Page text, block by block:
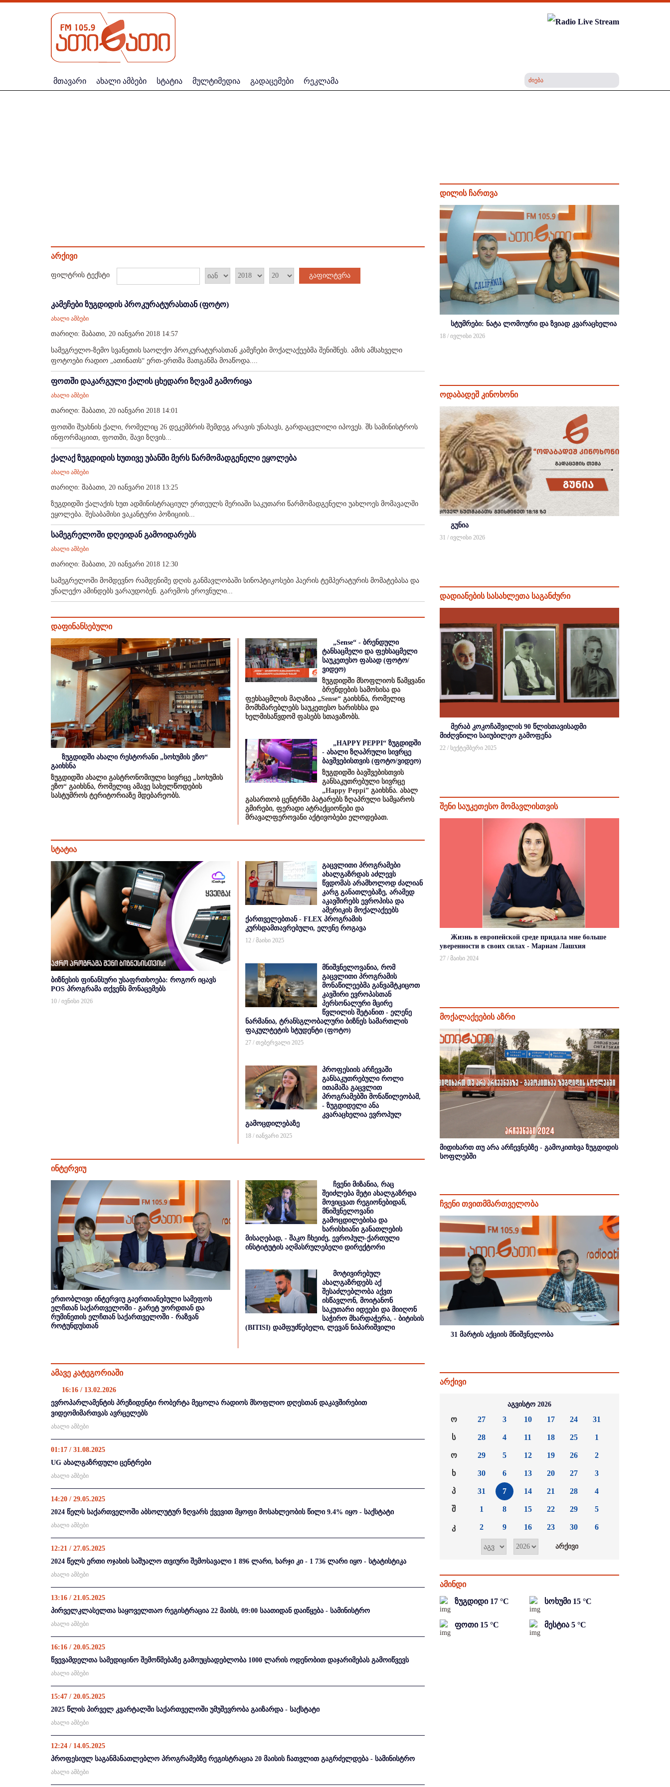
მთავარი ახალი ამბები სტატია მულტიმედია გადაცემები რეკლამა
არქივი
ფილტრის ტექსტი გაფილტვრა
კამეჩები ზუგდიდის პროკურატურასთან (ფოტო)
ახალი ამბები
თარიღი: შაბათი, 20 იანვარი 2018 14:57
სამეგრელო-ზემო სვანეთის საოლქო პროკურატურასთან კამეჩები მოქალაქეებმა შენიშნეს. ამის ამსახველი
ფოტოები რადიო „ათინათს“ ერთ-ერთმა მათგანმა მოაწოდა....
ფოთში დაკარგული ქალის ცხედარი ზღვამ გამორიყა
ახალი ამბები
თარიღი: შაბათი, 20 იანვარი 2018 14:01
ფოთში შუახნის ქალი, რომელიც 26 დეკემბრის შემდეგ არავის უნახავს, გარდაცვლილი იპოვეს. შს სამინისტროს
ინფორმაციით, ფოთში, შავი ზღვის...
ქალაქ ზუგდიდის ხუთივე უბანში მერს წარმომადგენელი ეყოლება
ახალი ამბები
თარიღი: შაბათი, 20 იანვარი 2018 13:25
ზუგდიდში ქალაქის ხუთ ადმინისტრაციულ ერთეულს მერიაში საკუთარი წარმომადგენელი უახლოეს მომავალში
ეყოლება. შესაბამისი ვაკანტური პოზიციის...
სამეგრელოში დღეიდან გამოიდარებს
ახალი ამბები
თარიღი: შაბათი, 20 იანვარი 2018 12:30
სამეგრელოში მომდევნო რამდენიმე დღის განმავლობაში სინოპტიკოსები ჰაერის ტემპერატურის მომატებასა და
უნალექო ამინდებს ვარაუდობენ. გარემოს ეროვნული...
დაფინანსებული
ზუგდიდში ახალი რესტორანი „სოხუმის ეზო“
გაიხსნა
ზუგდიდში ახალი გასტრონომიული სივრცე „სოხუმის
ეზო“ გაიხსნა, რომელიც ამავე სახელწოდების
სასტუმროს ტერიტორიაზე მდებარეობს.
„Sense“ - ბრენდული
ტანსაცმელი და ფეხსაცმელი
საუკეთესო ფასად (ფოტო/
ვიდეო)
ზუგდიდში მსოფლიოს წამყვანი
ბრენდების სამოსისა და
ფეხსაცმლის მაღაზია „Sense“ გაიხსნა, რომელიც
მომხმარებლებს საუკეთესო ხარისხსა და
ხელმისაწვდომ ფასებს სთავაზობს.
„HAPPY PEPPI“ ზუგდიდში
- ახალი ზღაპრული სივრცე
ბავშვებისთვის (ფოტო/ვიდეო)
ზუგდიდში ბავშვებისთვის
განსაკუთრებული სივრცე
„Happy Peppi” გაიხსნა. ახალ
გასართობ ცენტრში პატარებს ზღაპრული სამყაროს
გმირები, ფერადი ატრაქციონები და
მრავალფეროვანი აქტივობები ელოდებათ.
სტატია
ბიზნესის ფინანსური უსაფრთხოება: როგორ იცავს
POS პროგრამა თქვენს მონაცემებს
10 / ივნისი 2026
გაცვლითი პროგრამები
ახალგაზრდას აძლევს
წვდომას არამხოლოდ ძალიან
კარგ განათლებაზე, არამედ
აკავშირებს ევროპისა და
ამერიკის მოქალაქეებს
ქართველებთან - FLEX პროგრამის
კურსდამთავრებული, ელენე როგავა
12 / მაისი 2025
მნიშვნელოვანია, რომ
გაცვლითი პროგრამის
მონაწილეებმა განვამტკიცოთ
კავშირი ევროპასთან
პერსონალური მცირე
წვლილის შეტანით - ელენე
ნარმანია, ტრანსგლობალური ბიზნეს სამართლის
ფაკულტეტის სტუდენტი (ფოტო)
27 / თებერვალი 2025
პროფესიის არჩევაში
განსაკუთრებული როლი
ითამაშა გაცვლით
პროგრამებში მონაწილეობამ,
- ზუგდიდელი ანა
კვარაცხელია ევროპულ
გამოცდილებაზე
18 / იანვარი 2025
ინტერვიუ
ერთობლივი ინტერვიუ გაერთიანებული სამეფოს
ელჩთან საქართველოში - გარეტ უორდთან და
რუმინეთის ელჩთან საქართველოში - რაზვან
როტუნდუსთან
ჩვენი მიზანია, რაც
შეიძლება მეტი ახალგაზრდა
მოვიცვათ რეგიონებიდან,
მნიშვნელოვანი
გამოცდილებისა და
ხარისხიანი განათლების
მისაღებად, - შაკო ჩხეიძე, ევროპულ-ქართული
ინსტიტუტის აღმასრულებელი დირექტორი
მოტივირებულ
ახალგაზრდებს აქ
შესაძლებლობა აქვთ
ისწავლონ, მოიტანონ
საკუთარი იდეები და მიიღონ
საჭირო მხარდაჭერა, - ბიტისის
(BITISI) დამფუძნებელი, ლევან ნიპარიშვილი
ამავე კატეგორიაში
16:16 / 13.02.2026
ევროპარლამენტის პრეზიდენტი რობერტა მეცოლა რადიოს მსოფლიო დღესთან დაკავშირებით
ვიდეომიმართვას ავრცელებს
ახალი ამბები
01:17 / 31.08.2025
UG ახალგაზრდული ცენტრები
ახალი ამბები
14:20 / 29.05.2025
2024 წელს საქართველოში აბსოლუტურ ზღვარს ქვევით მყოფი მოსახლეობის წილი 9.4% იყო - საქსტატი
ახალი ამბები
12:21 / 27.05.2025
2024 წელს ერთი ოჯახის საშუალო თვიური შემოსავალი 1 896 ლარი, ხარჯი კი - 1 736 ლარი იყო - სტატისტიკა
ახალი ამბები
13:16 / 21.05.2025
პირველკლასელთა საყოველთაო რეგისტრაცია 22 მაისს, 09:00 საათიდან დაიწყება - სამინისტრო
ახალი ამბები
16:16 / 20.05.2025
წვევამდელთა სამედიცინო შემოწმებაზე გამოუცხადებლობა 1000 ლარის ოდენობით დაჯარიმებას გამოიწვევს
ახალი ამბები
15:47 / 20.05.2025
2025 წლის პირველ კვარტალში საქართველოში უმუშევრობა გაიზარდა - საქსტატი
ახალი ამბები
12:24 / 14.05.2025
პროფესიულ საგანმანათლებლო პროგრამებზე რეგისტრაცია 20 მაისის ჩათვლით გაგრძელდება - სამინისტრო
ახალი ამბები
დილის ჩართვა
სტუმრები: ნატა ლომოური და ზვიად კვარაცხელია
18 / ივლისი 2026
ოდაბადეშ კინოხონი
გუნია
31 / ივლისი 2026
დადიანების სასახლეთა საგანძური
მერაბ კოკოჩაშვილის 90 წლისთავისადმი
მიძღვნილი საიუბილეო გამოფენა
22 / სექტემბერი 2025
შენი საუკეთესო მომავლისთვის
Жизнь в европейской среде придала мне больше
уверенности в своих силах - Мариам Лашхия
27 / მაისი 2024
მოქალაქეების აზრი
მიდიხართ თუ არა არჩევნებზე - გამოკითხვა ზუგდიდის
სოფლებში
ჩვენი თვითმმართველობა
31 მარტის აქციის მნიშვნელობა
არქივი
აგვისტო 2026
ო
ს
ო
ხ
პ
შ
კ
27
28
29
30
31
1
2
3
4
5
6
7
8
9
10
11
12
13
14
15
16
17
18
19
20
21
22
23
24
25
26
27
28
29
30
31
1
2
3
4
5
6
ამინდი
ზუგდიდი 17 °C სოხუმი 15 °C
ფოთი 15 °C მესტია 5 °C